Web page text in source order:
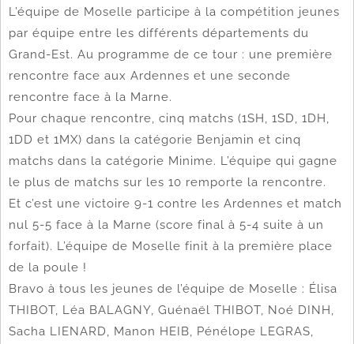
L’équipe de Moselle participe à la compétition jeunes
par équipe entre les différents départements du
Grand-Est. Au programme de ce tour : une première
rencontre face aux Ardennes et une seconde
rencontre face à la Marne.
Pour chaque rencontre, cinq matchs (1SH, 1SD, 1DH,
1DD et 1MX) dans la catégorie Benjamin et cinq
matchs dans la catégorie Minime. L’équipe qui gagne
le plus de matchs sur les 10 remporte la rencontre.
Et c’est une victoire 9-1 contre les Ardennes et match
nul 5-5 face à la Marne (score final à 5-4 suite à un
forfait). L’équipe de Moselle finit à la première place
de la poule !
Bravo à tous les jeunes de l’équipe de Moselle : Élisa
THIBOT, Léa BALAGNY, Guénaël THIBOT, Noé DINH,
Sacha LIENARD, Manon HEIB, Pénélope LEGRAS,